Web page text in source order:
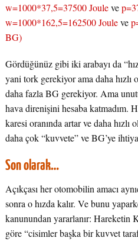
w=1000*37,5=37500 Jouleve
w=1000*162,5=162500 Jouleve
BG)
Gördüğünüz gibi iki arabayı da
yani tork gerekiyor ama daha hızlı
daha fazla BG gerekiyor. Ama
hava direnişini hesaba katmadım.
karesi oranında artar ve daha hızlı
daha çok “kuvvete” ve BG’ye
Son olarak…
Açıkçası her otomobilin amacı
sonra o hızda kalır. Ve bunu
kanunundan yararlanır:
göre “cisimler başka bir kuvvet